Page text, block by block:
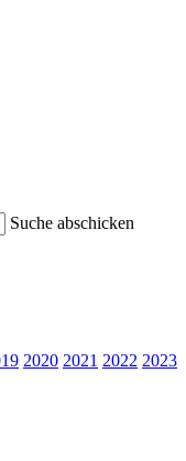
Suche abschicken
2020 2021 2022 2023